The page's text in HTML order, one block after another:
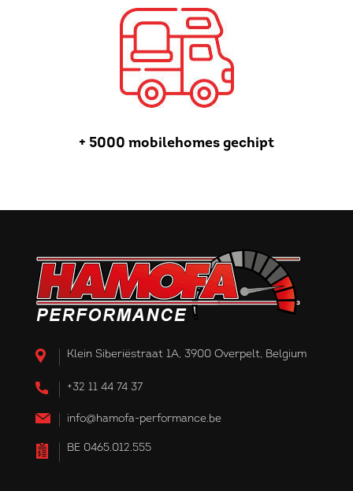
+ 5000 mobilehomes gechipt
Klein Siberiëstraat 1A, 3900 Overpelt, Belgium
+32 11 44 74 37
info@hamofa-performance.be
BE 0465.012.555